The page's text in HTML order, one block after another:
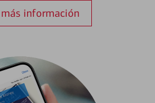
información